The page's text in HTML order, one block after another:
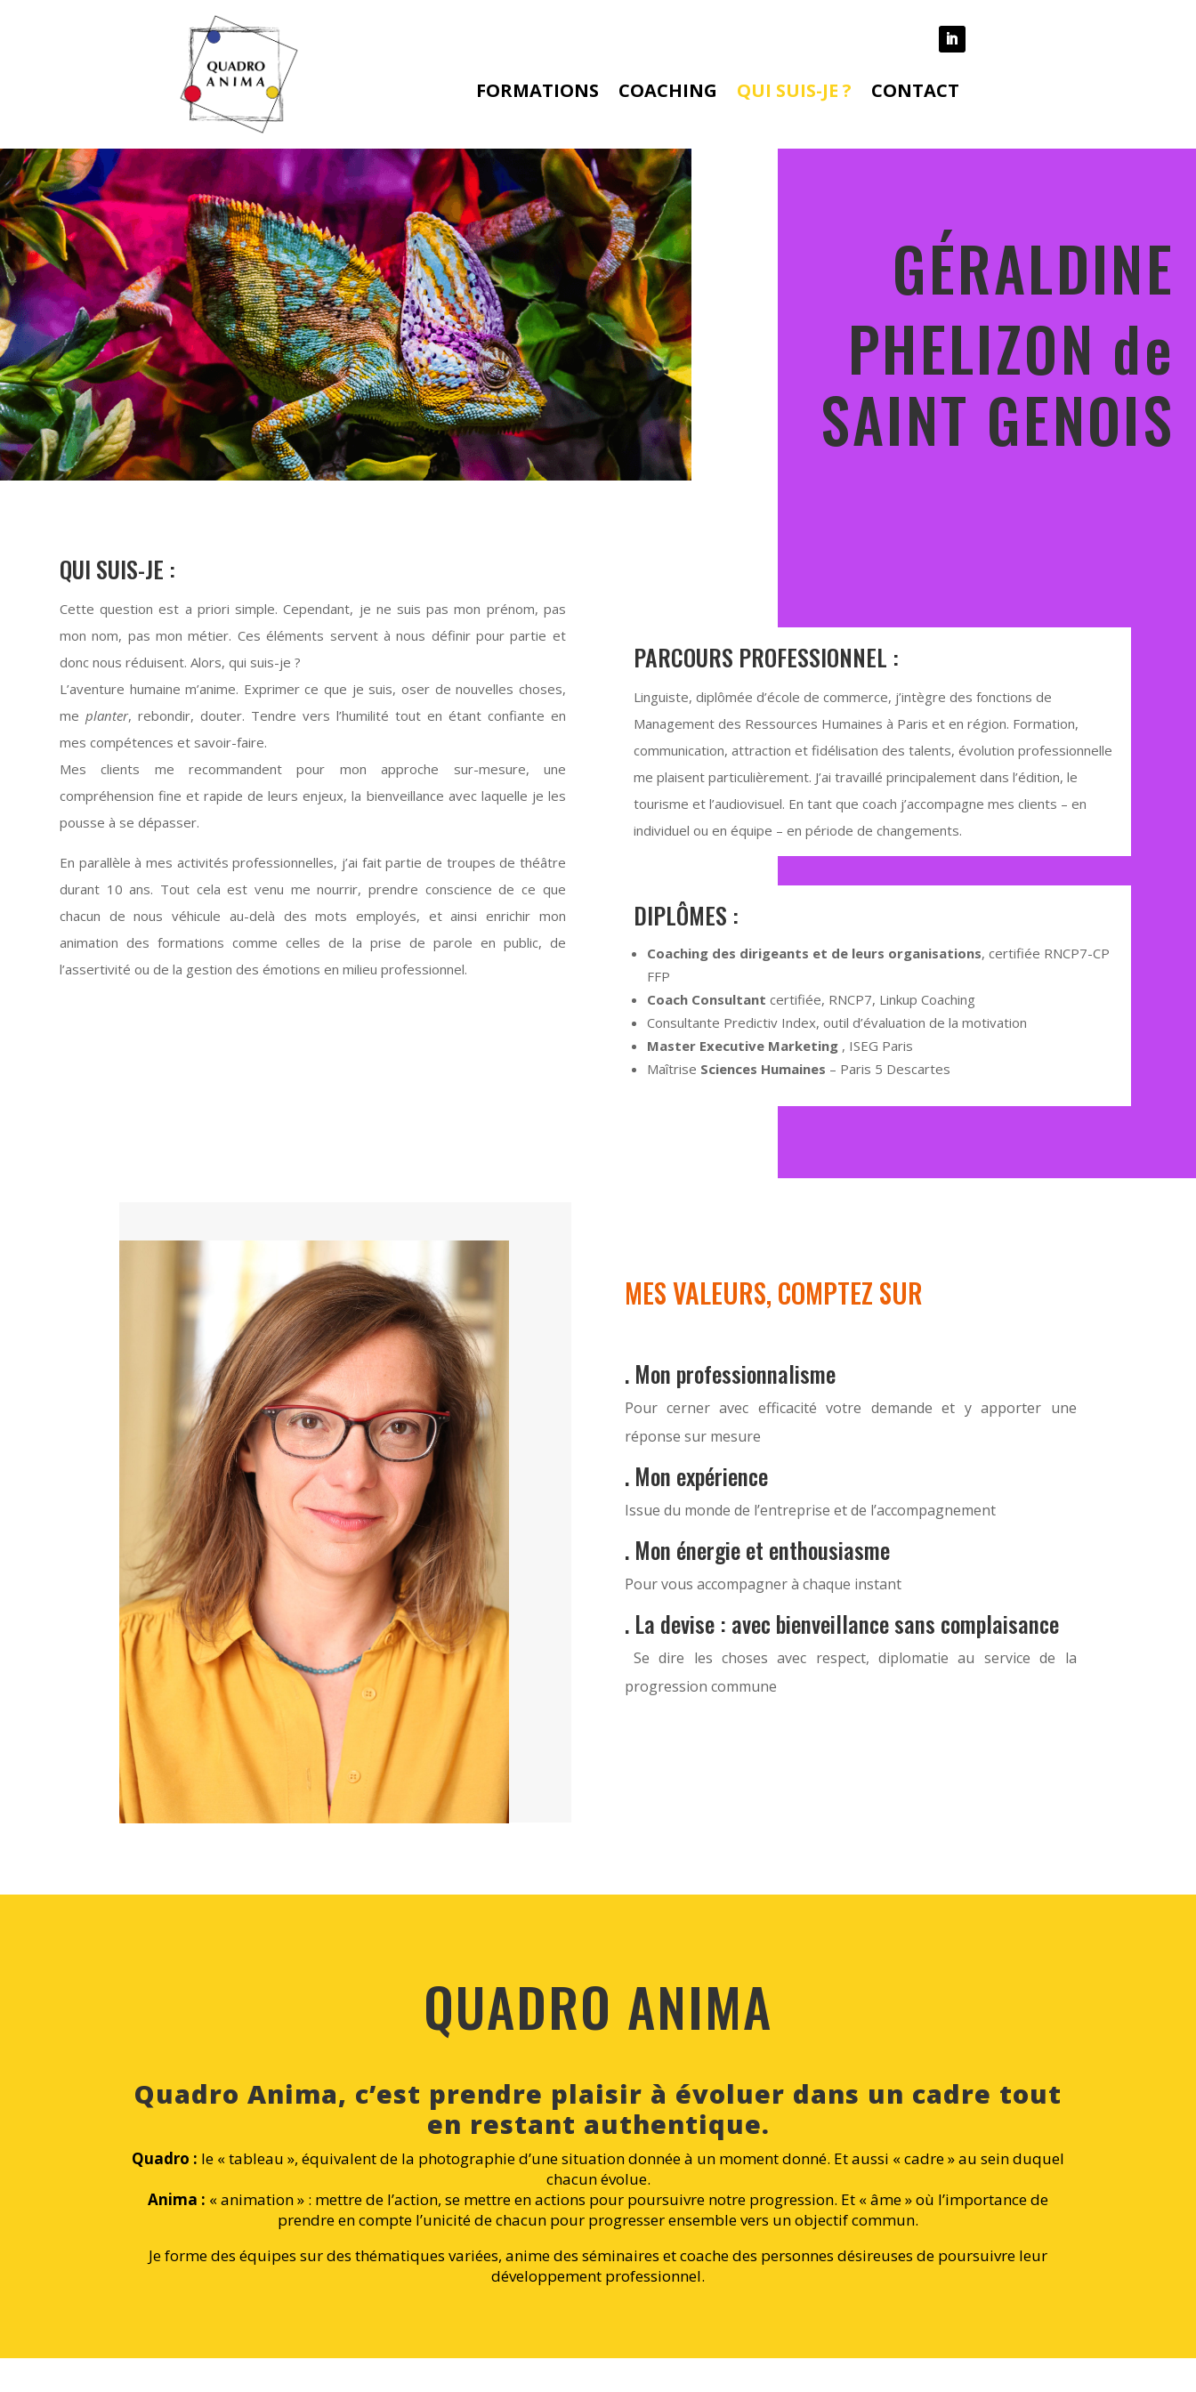
FORMATIONS COACHING QUI SUIS-JE ? CONTACT
GÉRALDINE
PHELIZON de
SAINT GENOIS
QUI SUIS-JE :
Cette question est a priori simple. Cependant, je ne suis pas mon prénom, pas
mon nom, pas mon métier. Ces éléments servent à nous définir pour partie et
donc nous réduisent. Alors, qui suis-je ?
L’aventure humaine m’anime. Exprimer ce que je suis, oser de nouvelles choses,
me planter, rebondir, douter. Tendre vers l’humilité tout en étant confiante en
mes compétences et savoir-faire.
Mes clients me recommandent pour mon approche sur-mesure, une
compréhension fine et rapide de leurs enjeux, la bienveillance avec laquelle je les
pousse à se dépasser.
En parallèle à mes activités professionnelles, j’ai fait partie de troupes de théâtre
durant 10 ans. Tout cela est venu me nourrir, prendre conscience de ce que
chacun de nous véhicule au-delà des mots employés, et ainsi enrichir mon
animation des formations comme celles de la prise de parole en public, de
l’assertivité ou de la gestion des émotions en milieu professionnel.
PARCOURS PROFESSIONNEL :
Linguiste, diplômée d’école de commerce, j’intègre des fonctions de
Management des Ressources Humaines à Paris et en région. Formation,
communication, attraction et fidélisation des talents, évolution professionnelle
me plaisent particulièrement. J’ai travaillé principalement dans l’édition, le
tourisme et l’audiovisuel. En tant que coach j’accompagne mes clients – en
individuel ou en équipe – en période de changements.
DIPLÔMES :
Coaching des dirigeants et de leurs organisations, certifiée RNCP7-CP
FFP
Coach Consultant certifiée, RNCP7, Linkup Coaching
Consultante Predictiv Index, outil d’évaluation de la motivation
Master Executive Marketing , ISEG Paris
Maîtrise Sciences Humaines – Paris 5 Descartes
MES VALEURS, COMPTEZ SUR
. Mon professionnalisme
Pour cerner avec efficacité votre demande et y apporter une
réponse sur mesure
. Mon expérience
Issue du monde de l’entreprise et de l’accompagnement
. Mon énergie et enthousiasme
Pour vous accompagner à chaque instant
. La devise : avec bienveillance sans complaisance
Se dire les choses avec respect, diplomatie au service de la
progression commune
QUADRO ANIMA
Quadro Anima, c’est prendre plaisir à évoluer dans un cadre tout
en restant authentique.
Quadro : le « tableau », équivalent de la photographie d’une situation donnée à un moment donné. Et aussi « cadre » au sein duquel
chacun évolue.
Anima : « animation » : mettre de l’action, se mettre en actions pour poursuivre notre progression. Et « âme » où l’importance de
prendre en compte l’unicité de chacun pour progresser ensemble vers un objectif commun.
Je forme des équipes sur des thématiques variées, anime des séminaires et coache des personnes désireuses de poursuivre leur
développement professionnel.